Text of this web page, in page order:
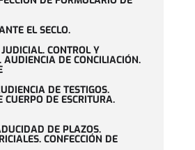
EL SECLO.
CONTROL Y
AUDIENCIA DE CONCILIACIÓN.
DE TESTIGOS.
DE ESCRITURA.
DE PLAZOS.
CONFECCIÓN DE